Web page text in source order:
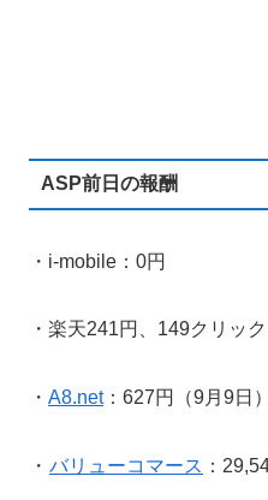
ASP前日の報酬
・i-mobile：0円
・楽天241円、149クリック
・ A8.net：627円（9月9日）
・ バリューコマース ：